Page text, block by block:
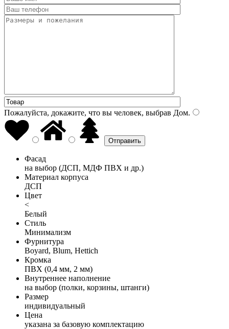
Пожалуйста, докажите, что вы человек, выбрав Дом.
Фасад
на выбор (ДСП, МДФ ПВХ и др.)
Материал корпуса
ДСП
Цвет
<
Белый
Стиль
Минимализм
Фурнитура
Boyard, Blum, Hettich
Кромка
ПВХ (0,4 мм, 2 мм)
Внутреннее наполнение
на выбор (полки, корзины, штанги)
Размер
индивидуальный
Цена
указана за базовую комплектацию